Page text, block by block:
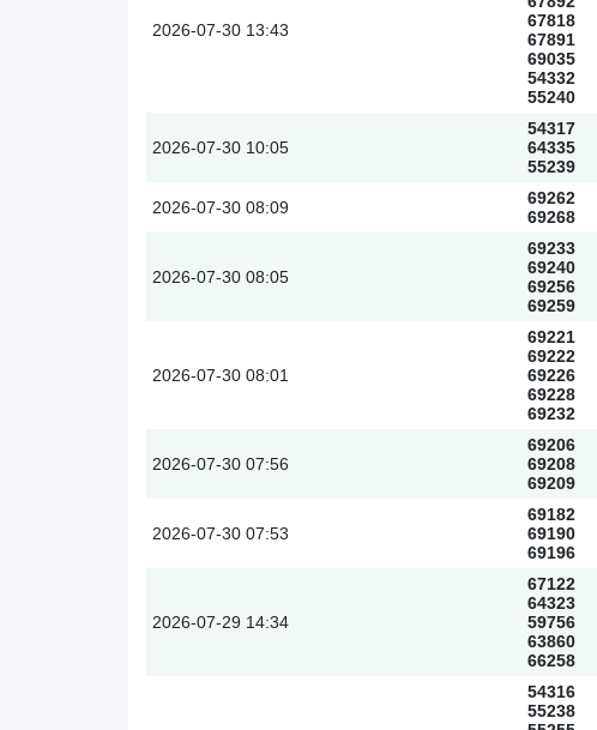
2026-07-30 13:43
67818
67891
69035
54332
55240
2026-07-30 10:05
54317
64335
55239
2026-07-30 08:09
69262
69268
2026-07-30 08:05
69233
69240
69256
69259
2026-07-30 08:01
69221
69222
69226
69228
69232
2026-07-30 07:56
69206
69208
69209
2026-07-30 07:53
69182
69190
69196
2026-07-29 14:34
67122
64323
59756
63860
66258
54316
55238